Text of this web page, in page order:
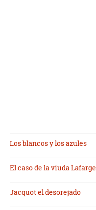
Los blancos y los azules
El caso de la viuda Lafarge
Jacquot el desorejado